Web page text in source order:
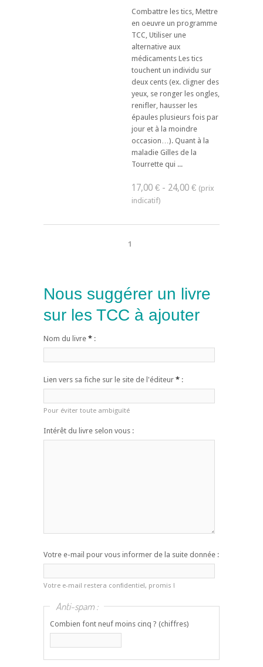
Combattre les tics, Mettre
en oeuvre un programme
TCC, Utiliser une
alternative aux
médicaments Les tics
touchent un individu sur
deux cents (ex. cligner des
yeux, se ronger les ongles,
renifler, hausser les
épaules plusieurs fois par
jour et à la moindre
occasion…). Quant à la
maladie Gilles de la
Tourrette qui ...
17,00 € - 24,00 €
1
Nous suggérer un livre
sur les TCC à ajouter
Nom du livre * :
Lien vers sa fiche sur le site de l'éditeur * :
Pour éviter toute ambiguïté
Intérêt du livre selon vous :
Votre e-mail pour vous informer de la suite donnée :
Votre e-mail restera confidentiel, promis !
Anti-spam :
Combien font neuf moins cinq ? (chiffres)